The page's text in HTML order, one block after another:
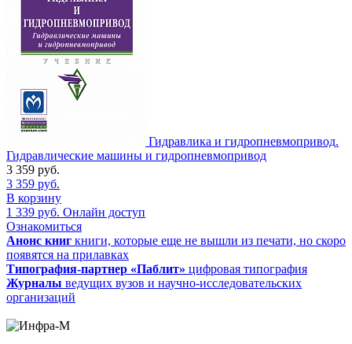
Гидравлика и гидропневмопривод.
Гидравлические машины и гидропневмопривод
3 359 руб.
3 359 руб.
В корзину
1 339 руб. Онлайн доступ
Ознакомиться
Анонс книг книги, которые еще не вышли из печати, но скоро
появятся на прилавках
Типография-партнер «Паблит» цифровая типография
Журналы ведущих вузов и научно-исследовательских
организаций